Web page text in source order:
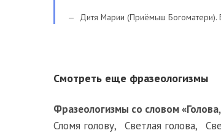
Дитя Марии (Приёмыш Богоматери).
Смотреть еще фразеологизмы
Фразеологизмы со словом «Голова,
Сломя голову, Светлая голова,